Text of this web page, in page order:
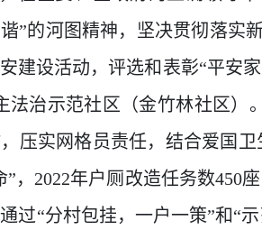
”的河图精神，坚决贯彻落实
建设活动，评选和表彰“平安
法治示范社区（金竹林社区）
压实网格员责任，结合爱国卫
”， 2022年户厕改造任务数450
过“分村包挂，一户一策”和“